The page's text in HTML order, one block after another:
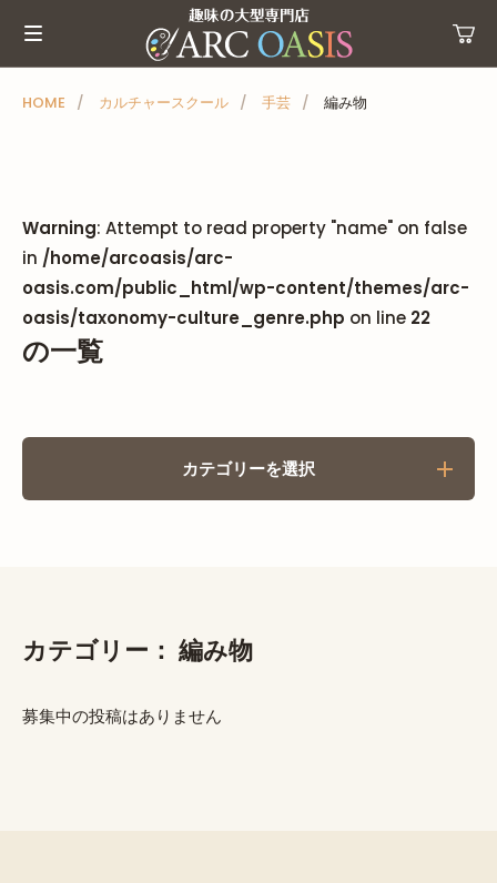
ュ
HOME カルチャースクール 手芸 編み物
Warning: Attempt to read property "name" on false
in /home/arcoasis/arc-
oasis.com/public_html/wp-content/themes/arc-
oasis/taxonomy-culture_genre.php on line 22
の一覧
カテゴリーを選択
カテゴリー： 編み物
募集中の投稿はありません